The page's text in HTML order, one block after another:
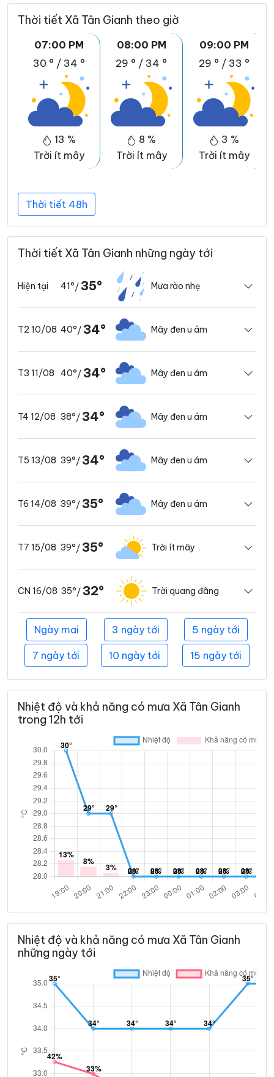
Thời tiết Xã Tân Gianh theo giờ
07:00 PM
30 ° / 34 °
13 %
Trời ít mây
08:00 PM
29 ° / 34 °
8 %
Trời ít mây
09:00 PM
29 ° / 33 °
3 %
Trời ít mây
Thời tiết 48h
Thời tiết Xã Tân Gianh những ngày tới
Hiện tại 41°/ 35° Mưa rào nhẹ
T2 10/08 40°/ 34° Mây đen u ám
T3 11/08 40°/ 34° Mây đen u ám
T4 12/08 38°/ 34° Mây đen u ám
T5 13/08 39°/ 34° Mây đen u ám
T6 14/08 39°/ 35° Mây đen u ám
T7 15/08 39°/ 35° Trời ít mây
CN 16/08 35°/ 32° Trời quang đãng
Ngày mai 3 ngày tới 5 ngày tới
7 ngày tới 10 ngày tới 15 ngày tới
Nhiệt độ và khả năng có mưa Xã Tân Gianh
trong 12h tới
Nhiệt độ và khả năng có mưa Xã Tân Gianh
những ngày tới